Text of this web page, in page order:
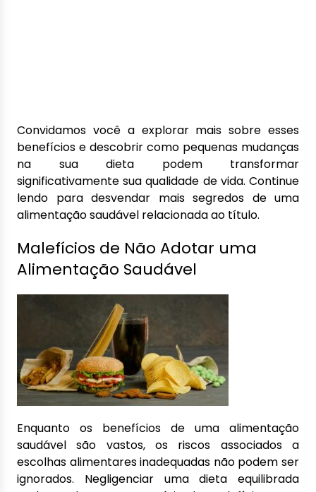
Convidamos você a explorar mais sobre esses
benefícios e descobrir como pequenas mudanças
na sua dieta podem transformar
significativamente sua qualidade de vida. Continue
lendo para desvendar mais segredos de uma
alimentação saudável relacionada ao título.
Malefícios de Não Adotar uma
Alimentação Saudável
Enquanto os benefícios de uma alimentação
saudável são vastos, os riscos associados a
escolhas alimentares inadequadas não podem ser
ignorados. Negligenciar uma dieta equilibrada